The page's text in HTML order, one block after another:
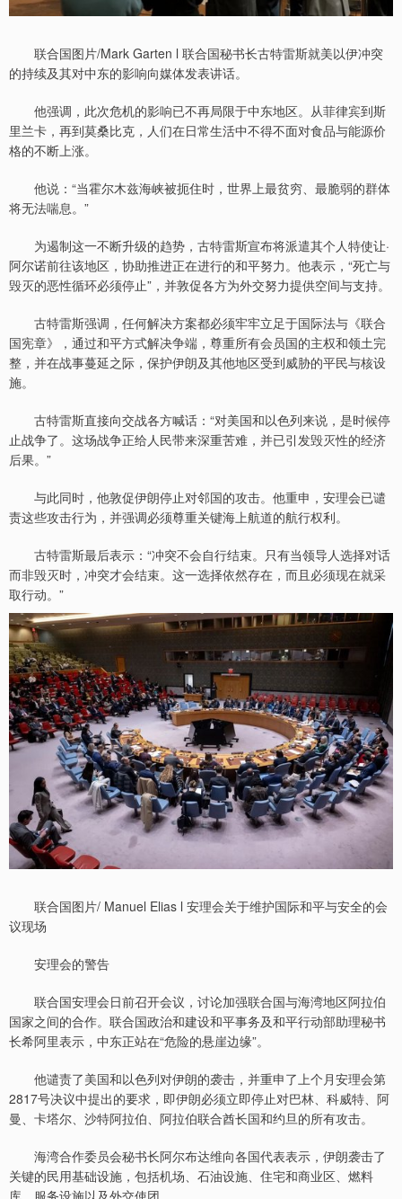
联合国图片/Mark Garten l 联合国秘书长古特雷斯就美以伊冲突
的持续及其对中东的影响向媒体发表讲话。
他强调，此次危机的影响已不再局限于中东地区。从菲律宾到斯
里兰卡，再到莫桑比克，人们在日常生活中不得不面对食品与能源价
格的不断上涨。
他说：“当霍尔木兹海峡被扼住时，世界上最贫穷、最脆弱的群体
将无法喘息。”
为遏制这一不断升级的趋势，古特雷斯宣布将派遣其个人特使让·
阿尔诺前往该地区，协助推进正在进行的和平努力。他表示，“死亡与
毁灭的恶性循环必须停止”，并敦促各方为外交努力提供空间与支持。
古特雷斯强调，任何解决方案都必须牢牢立足于国际法与《联合
国宪章》，通过和平方式解决争端，尊重所有会员国的主权和领土完
整，并在战事蔓延之际，保护伊朗及其他地区受到威胁的平民与核设
施。
古特雷斯直接向交战各方喊话：“对美国和以色列来说，是时候停
止战争了。这场战争正给人民带来深重苦难，并已引发毁灭性的经济
后果。”
与此同时，他敦促伊朗停止对邻国的攻击。他重申，安理会已谴
责这些攻击行为，并强调必须尊重关键海上航道的航行权利。
古特雷斯最后表示：“冲突不会自行结束。只有当领导人选择对话
而非毁灭时，冲突才会结束。这一选择依然存在，而且必须现在就采
取行动。”
联合国图片/ Manuel Elias l 安理会关于维护国际和平与安全的会
议现场
安理会的警告
联合国安理会日前召开会议，讨论加强联合国与海湾地区阿拉伯
国家之间的合作。联合国政治和建设和平事务及和平行动部助理秘书
长希阿里表示，中东正站在“危险的悬崖边缘”。
他谴责了美国和以色列对伊朗的袭击，并重申了上个月安理会第
2817号决议中提出的要求，即伊朗必须立即停止对巴林、科威特、阿
曼、卡塔尔、沙特阿拉伯、阿拉伯联合酋长国和约旦的所有攻击。
海湾合作委员会秘书长阿尔布达维向各国代表表示，伊朗袭击了
关键的民用基础设施，包括机场、石油设施、住宅和商业区、燃料